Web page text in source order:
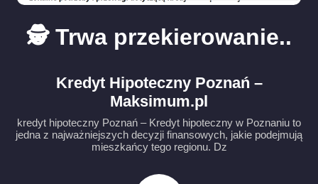
🕵️ Trwa przekierowanie..
Kredyt Hipoteczny Poznań –
Maksimum.pl
kredyt hipoteczny Poznań – Kredyt hipoteczny w Poznaniu to
jedna z najważniejszych decyzji finansowych, jakie podejmują
mieszkańcy tego regionu. Dz